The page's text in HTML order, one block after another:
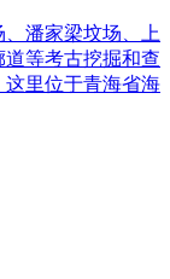
潘家梁坟场、上
等考古挖掘和查
里位于青海省海